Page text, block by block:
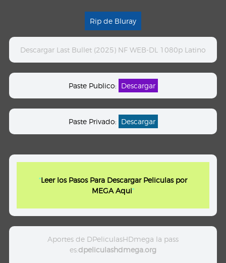
Rip de Bluray
Descargar Last Bullet (2025) NF WEB-DL 1080p Latino
Paste Publico: Descargar
Paste Privado: Descargar
"Leer los Pasos Para Descargar Peliculas por
MEGA Aqui"
Aportes de DPeliculasHDmega la pass
es:dpeliculashdmega.org